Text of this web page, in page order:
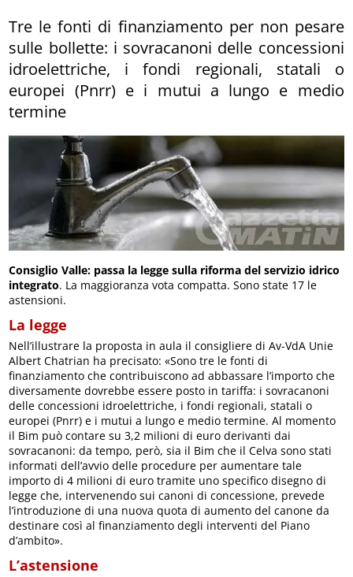
Tre le fonti di finanziamento per non pesare
sulle bollette: i sovracanoni delle concessioni
idroelettriche, i fondi regionali, statali o
europei (Pnrr) e i mutui a lungo e medio
termine
Consiglio Valle: passa la legge sulla riforma del servizio idrico
integrato. La maggioranza vota compatta. Sono state 17 le
astensioni.
La legge
Nell’illustrare la proposta in aula il consigliere di Av-VdA Unie
Albert Chatrian ha precisato: «Sono tre le fonti di
finanziamento che contribuiscono ad abbassare l’importo che
diversamente dovrebbe essere posto in tariffa: i sovracanoni
delle concessioni idroelettriche, i fondi regionali, statali o
europei (Pnrr) e i mutui a lungo e medio termine. Al momento
il Bim può contare su 3,2 milioni di euro derivanti dai
sovracanoni: da tempo, però, sia il Bim che il Celva sono stati
informati dell’avvio delle procedure per aumentare tale
importo di 4 milioni di euro tramite uno specifico disegno di
legge che, intervenendo sui canoni di concessione, prevede
l’introduzione di una nuova quota di aumento del canone da
destinare così al finanziamento degli interventi del Piano
d’ambito».
L’astensione